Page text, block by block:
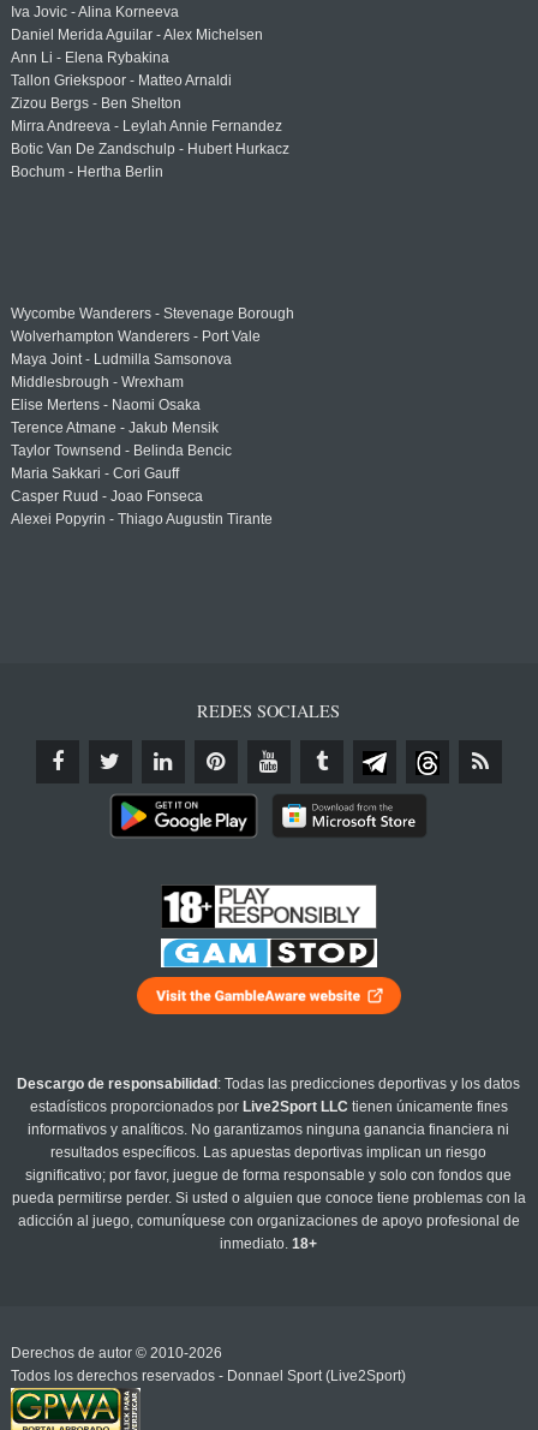
Iva Jovic - Alina Korneeva
Daniel Merida Aguilar - Alex Michelsen
Ann Li - Elena Rybakina
Tallon Griekspoor - Matteo Arnaldi
Zizou Bergs - Ben Shelton
Mirra Andreeva - Leylah Annie Fernandez
Botic Van De Zandschulp - Hubert Hurkacz
Bochum - Hertha Berlin
Wycombe Wanderers - Stevenage Borough
Wolverhampton Wanderers - Port Vale
Maya Joint - Ludmilla Samsonova
Middlesbrough - Wrexham
Elise Mertens - Naomi Osaka
Terence Atmane - Jakub Mensik
Taylor Townsend - Belinda Bencic
Maria Sakkari - Cori Gauff
Casper Ruud - Joao Fonseca
Alexei Popyrin - Thiago Augustin Tirante
REDES SOCIALES
Descargo de responsabilidad : Todas las predicciones deportivas y los datos
estadísticos proporcionados por Live2Sport LLC tienen únicamente fines
informativos y analíticos. No garantizamos ninguna ganancia financiera ni
resultados específicos. Las apuestas deportivas implican un riesgo
significativo; por favor, juegue de forma responsable y solo con fondos que
pueda permitirse perder. Si usted o alguien que conoce tiene problemas con la
adicción al juego, comuníquese con organizaciones de apoyo profesional de
inmediato.18+
Derechos de autor © 2010-2026
Todos los derechos reservados - Donnael Sport (Live2Sport)